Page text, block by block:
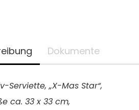
Dokumente
Serviette, „X-Mas Star“,
ca. 33 x 33 cm,